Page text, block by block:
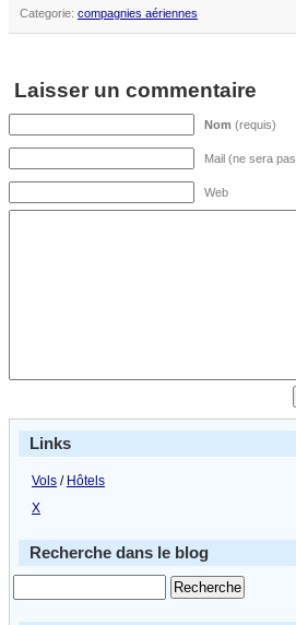
Categorie: compagnies aériennes
Laisser un commentaire
Nom (requis)
Mail (ne sera
Web
Links
Vols / Hôtels
X
Recherche dans le blog